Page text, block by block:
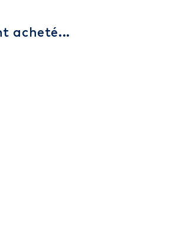
acheté...